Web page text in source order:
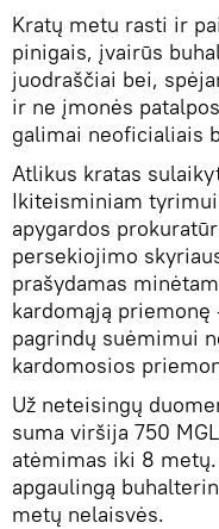
Kratų metu rasti ir
pinigais, įvairūs
juodraščiai bei,
ir ne įmonės
galimai neoficialiais
Atlikus kratas
Ikiteisminiam
apygardos
persekiojimo
prašydamas
kardomąją
pagrindų suėmimui
kardomosios
Už neteisingų
suma viršija 750
atėmimas iki 8
apgaulingą
metų nelaisvės.